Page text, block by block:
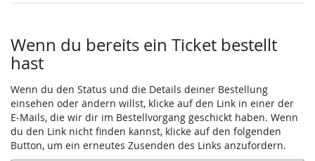
Wenn du bereits ein Ticket bestellt
hast
Wenn du den Status und die Details deiner Bestellung
einsehen oder ändern willst, klicke auf den Link in einer der
E-Mails, die wir dir im Bestellvorgang geschickt haben. Wenn
du den Link nicht finden kannst, klicke auf den folgenden
Button, um ein erneutes Zusenden des Links anzufordern.